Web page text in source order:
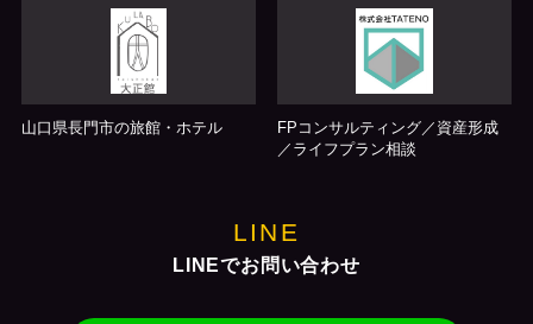
山口県長門市の旅館・ホテル
FPコンサルティング／資産形成
／ライフプラン相談
LINE
LINEでお問い合わせ